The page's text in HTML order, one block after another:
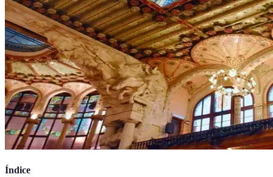
Índice